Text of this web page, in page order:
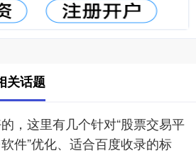
关话题
，这里有几个针对“股票交易平
件”优化、适合百度收录的标